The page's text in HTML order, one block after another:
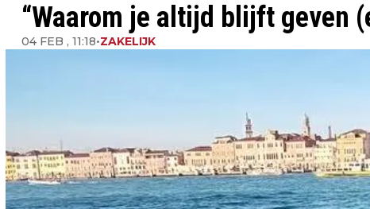
“Waarom je altijd blijft geven
04 FEB , 11:18•ZAKELIJK